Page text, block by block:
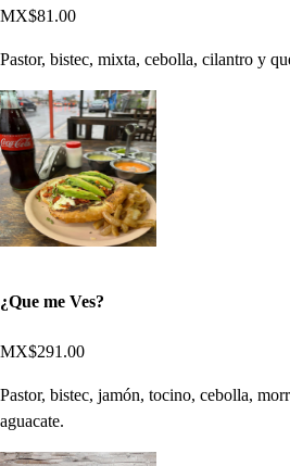
MX$81.00
Pastor, bistec, mixta, cebolla, cilantro y
¿Que me Ves?
MX$291.00
Pastor, bistec, jamón, tocino, cebolla,
aguacate.